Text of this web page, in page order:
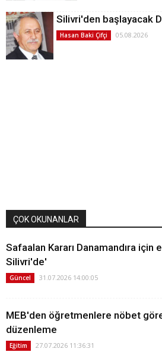
Silivri'den başlayacak
Hasan Baki Çifçi 05.08.2026
ÇOK OKUNANLAR
Safaalan Kararı Danamandıra için
Silivri'de'
Güncel 31.07.2026 14:00:05
MEB'den öğretmenlere nöbet
düzenleme
Eğitim 27.07.2026 11:36:31